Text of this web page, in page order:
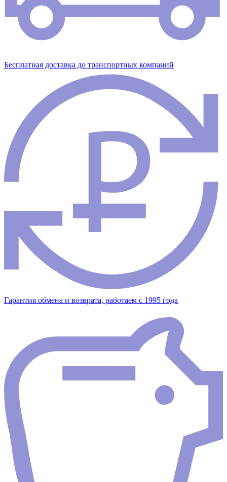
Бесплатная доставка до транспортных компаний
Гарантия обмена и возврата, работаем с 1995 года